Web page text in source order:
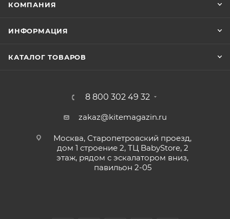
КОМПАНИЯ
ИНФОРМАЦИЯ
КАТАЛОГ ТОВАРОВ
8 800 302 49 32
zakaz@kitemagazin.ru
Москва, Старопетровский проезд,
дом 1 строение 2, ТЦ BabyStore, 2
этаж, рядом с эскалатором вниз,
павильон 2-05